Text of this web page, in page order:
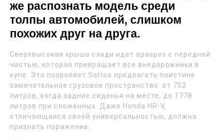
же распознать модель среди
толпы автомобилей, слишком
похожих друг на друга.
Сверхвысокая крыша сзади идет вразрез с передней
частью, которая превращает все внедорожники в
купе. Это позволяет Seltos предлагать поистине
замечательное грузовое пространство: от 752
литров, когда задние сиденья на месте, до 1778
литров при сложенных. Даже Honda HR-V,
отличающаяся своей универсальностью, должна
признать поражение.